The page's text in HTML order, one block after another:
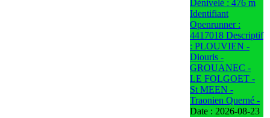
Dénivelé : 476 m
Identifiant
Openrunner :
4417018 Descriptif
: PLOUVIEN -
Diouris -
GROUANEC -
LE FOLGOET -
St MEEN -
Traonien Querné -
Date : 2026-08-23